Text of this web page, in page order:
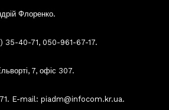
Флоренко.
35-40-71, 050-961-67-17.
7, офіс 307.
E-mail: piadm@infocom.kr.ua.